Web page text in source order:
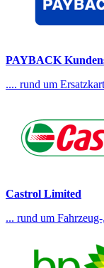
PAYBACK
.... rund um
Castrol Limited
... rund um